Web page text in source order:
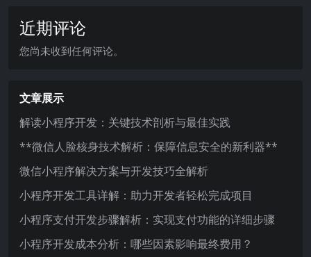
近期评论
您尚未收到任何评论。
文章展示
解读小程序开发：关键技术剖析与最佳实践
**微信人脸核身技术解析：保障信息安全的新利器**
微信小程序解决方案与开发技巧全解析
小程序开发工具详解：助力开发者轻松完成项目
小程序支付开发步骤解析：实现支付功能的详细步骤
小程序开发成本分析：哪些因素影响最终费用？